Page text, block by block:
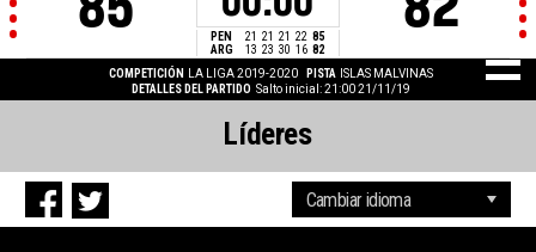
PEÑ 21 21 21 22 85
ARG
13 23 30 16 82
COMPETICIÓN LA LIGA 2019-2020 PISTA
ISLAS MALVINAS
DETALLES DEL PARTIDO Salto inicial: 21:00 21/11/19
Líderes